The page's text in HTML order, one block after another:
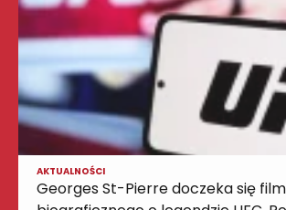
AKTUALNOŚCI
Georges St-Pierre doczeka się